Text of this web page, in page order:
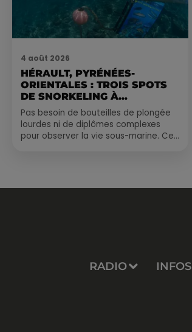
4 août 2026
HÉRAULT, PYRÉNÉES-
ORIENTALES : TROIS SPOTS
DE SNORKELING À
EXPLORER...
Pas besoin de bouteilles de plongée
lourdes ni de diplômes complexes
pour observer la vie sous-marine. Cet
RADIO INFOS